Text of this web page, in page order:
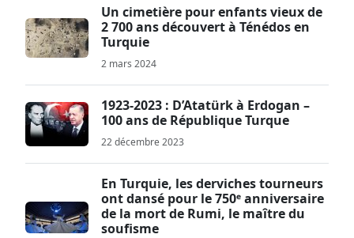
Un cimetière pour enfants vieux de
2 700 ans découvert à Ténédos en
Turquie
2 mars 2024
1923-2023 : D’Atatürk à Erdogan –
100 ans de République Turque
22 décembre 2023
En Turquie, les derviches tourneurs
ont dansé pour le 750ᵉ anniversaire
de la mort de Rumi, le maître du
soufisme